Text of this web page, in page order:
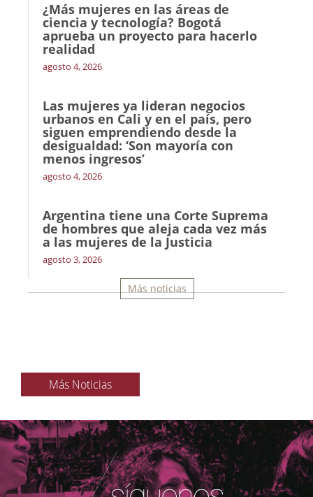
¿Más mujeres en las áreas de
ciencia y tecnología? Bogotá
aprueba un proyecto para hacerlo
realidad
agosto 4, 2026
Las mujeres ya lideran negocios
urbanos en Cali y en el país, pero
siguen emprendiendo desde la
desigualdad: ‘Son mayoría con
menos ingresos’
agosto 4, 2026
Argentina tiene una Corte Suprema
de hombres que aleja cada vez más
a las mujeres de la Justicia
agosto 3, 2026
Más noticias
Más Noticias